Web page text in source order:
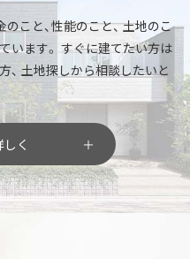
こと、性能のこと、土地のこ
います。 すぐに建てたい方は
、 土地探しから相談したいと
く